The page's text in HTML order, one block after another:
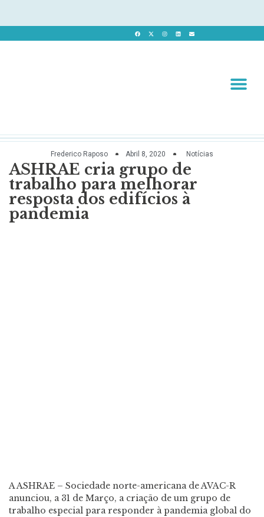
Frederico Raposo Abril 8, 2020 Notícias
ASHRAE cria grupo de
trabalho para melhorar
resposta dos edifícios à
pandemia
A ASHRAE – Sociedade norte-americana de AVAC-R
anunciou, a 31 de Março, a criação de um grupo de
trabalho especial para responder à pandemia global do